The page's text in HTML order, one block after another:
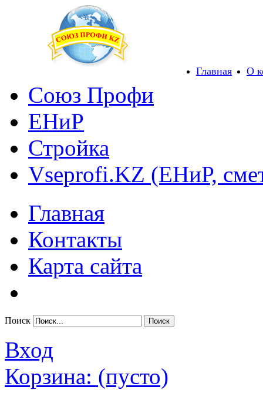
Главная О
Союз Профи
ЕНиР
Стройка
Vseprofi.KZ (ЕНиР,
Главная
Контакты
Карта сайта
Поиск
Вход
Корзина: (пусто)